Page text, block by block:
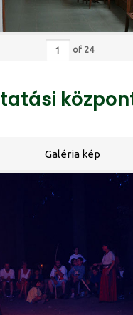
of 24
Galéria kép